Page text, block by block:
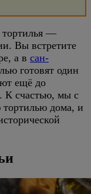
тортилья —
Вы встретите
а в сан-
готовят один
ещё до
К счастью, мы с
дома, и